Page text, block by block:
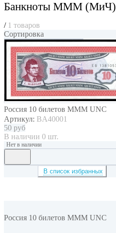
Банкноты МММ (МиЧ)
/ 1 товаров
Сортировка
Россия 10 билетов МММ UNC
Артикул: BA40001
50 руб
В наличии 0 шт.
Нет в наличии
В список избранных
Россия 10 билетов МММ UNC
Мы в соцсетях